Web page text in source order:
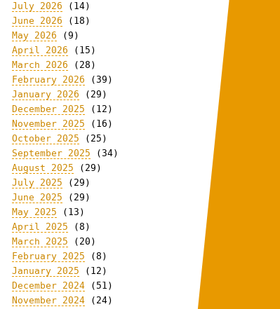
July 2026 (14)
June 2026 (18)
May 2026 (9)
April 2026 (15)
March 2026 (28)
February 2026 (39)
January 2026 (29)
December 2025 (12)
November 2025 (16)
October 2025 (25)
September 2025 (34)
August 2025 (29)
July 2025 (29)
June 2025 (29)
May 2025 (13)
April 2025 (8)
March 2025 (20)
February 2025 (8)
January 2025 (12)
December 2024 (51)
November 2024 (24)